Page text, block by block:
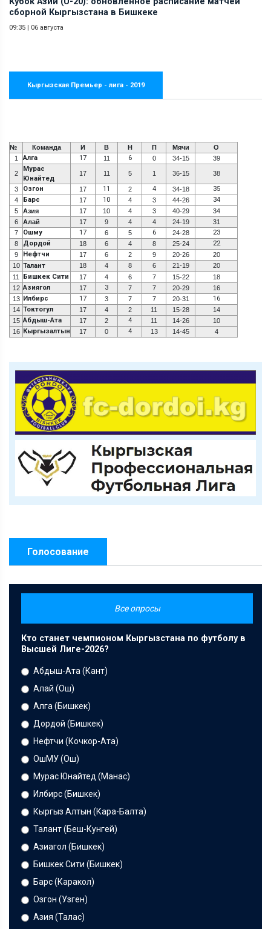
сборной Кыргызстана в Бишкеке
09:35 | 06 августа
Кыргызская Премьер - лига - 2019
№ Команда И В Н П Мячи
О
1
Алга 17 11 6 0 34-15 39
2
Мурас
Юнайтед
17 11 5 1 36-15 38
3 Озгон 17 11 2 4 34-18 35
4 Барс 17 10 4 3 44-26 34
5 Азия 17 10 4 3 40-29
34
6
Алай 17 9 4 4 24-19
31
7
Ошму 17 6 5 6 24-28 23
8 Дордой 18 6 4 8 25-24 22
9 Нефтчи 17 6 2 9 20-26
20
10 Талант 18 4 8 6 21-19
20
11
Бишкек Сити 17 4 6 7 15-22
18
12 Азиягол 17 3 7 7 20-29
16
13 Илбирс 17 3 7 7 20-31 16
14 Токтогул 17 4 2 11 15-28
14
15 Абдыш-Ата 17 2 4 11 14-26
10
16 Кыргызалтын 17 0 4 13 14-45 4
Голосование
Все опросы
Кто станет чемпионом Кыргызстана по футболу в
Высшей Лиге-2026?
Абдыш-Ата (Кант)
Алай (Ош)
Алга (Бишкек)
Дордой (Бишкек)
Нефтчи (Кочкор-Ата)
ОшМУ (Ош)
Мурас Юнайтед (Манас)
Илбирс (Бишкек)
Кыргыз Алтын (Кара-Балта)
Талант (Беш-Кунгей)
Азиагол (Бишкек)
Бишкек Сити (Бишкек)
Барс (Каракол)
Озгон (Узген)
Азия (Талас)